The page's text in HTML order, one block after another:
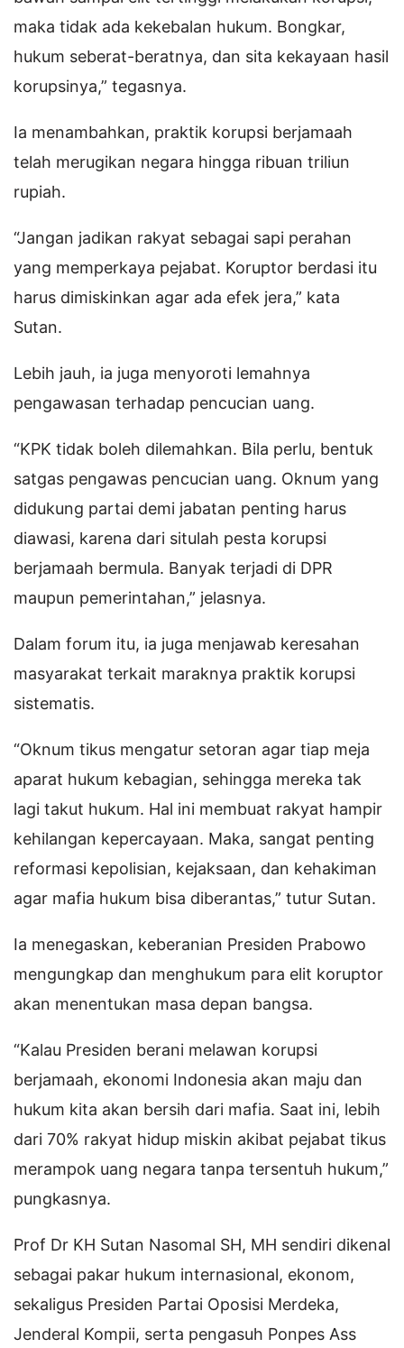
maka tidak ada kekebalan hukum. Bongkar,
hukum seberat-beratnya, dan sita kekayaan hasil
korupsinya,” tegasnya.
Ia menambahkan, praktik korupsi berjamaah
telah merugikan negara hingga ribuan triliun
rupiah.
“Jangan jadikan rakyat sebagai sapi perahan
yang memperkaya pejabat. Koruptor berdasi itu
harus dimiskinkan agar ada efek jera,” kata
Sutan.
Lebih jauh, ia juga menyoroti lemahnya
pengawasan terhadap pencucian uang.
“KPK tidak boleh dilemahkan. Bila perlu, bentuk
satgas pengawas pencucian uang. Oknum yang
didukung partai demi jabatan penting harus
diawasi, karena dari situlah pesta korupsi
berjamaah bermula. Banyak terjadi di DPR
maupun pemerintahan,” jelasnya.
Dalam forum itu, ia juga menjawab keresahan
masyarakat terkait maraknya praktik korupsi
sistematis.
“Oknum tikus mengatur setoran agar tiap meja
aparat hukum kebagian, sehingga mereka tak
lagi takut hukum. Hal ini membuat rakyat hampir
kehilangan kepercayaan. Maka, sangat penting
reformasi kepolisian, kejaksaan, dan kehakiman
agar mafia hukum bisa diberantas,” tutur Sutan.
Ia menegaskan, keberanian Presiden Prabowo
mengungkap dan menghukum para elit koruptor
akan menentukan masa depan bangsa.
“Kalau Presiden berani melawan korupsi
berjamaah, ekonomi Indonesia akan maju dan
hukum kita akan bersih dari mafia. Saat ini, lebih
dari 70% rakyat hidup miskin akibat pejabat tikus
merampok uang negara tanpa tersentuh hukum,”
pungkasnya.
Prof Dr KH Sutan Nasomal SH, MH sendiri dikenal
sebagai pakar hukum internasional, ekonom,
sekaligus Presiden Partai Oposisi Merdeka,
Jenderal Kompii, serta pengasuh Ponpes Ass